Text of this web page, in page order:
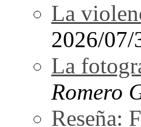
La
2026/07/
La
Romero
Reseña: